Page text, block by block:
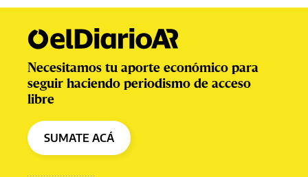
Necesitamos tu aporte económico para
seguir haciendo periodismo de acceso
libre
SUMATE ACÁ